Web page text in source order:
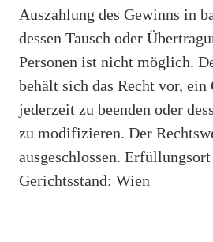
Auszahlung des Gewinns in
dessen Tausch oder
Personen ist nicht möglich.
behält sich das Recht vor, ein
jederzeit zu beenden oder
zu modifizieren. Der
ausgeschlossen.
Gerichtsstand: Wien